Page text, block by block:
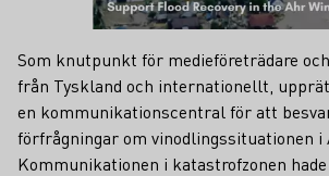
Som knutpunkt för medieföreträdare
från Tyskland och internationellt,
en kommunikationscentral för att
förfrågningar om vinodlingssituationen i
Kommunikationen i katastrofzonen